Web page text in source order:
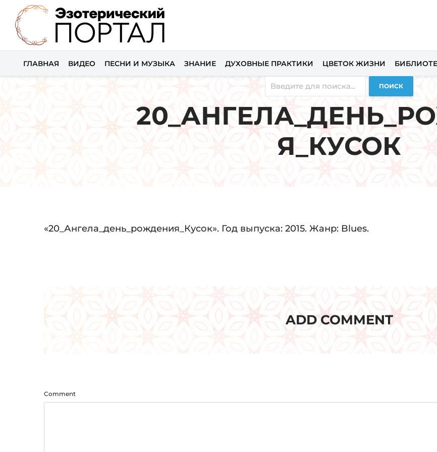
ГЛАВНАЯ ВИДЕО ПЕСНИ И МУЗЫКА ЗНАНИЕ ДУХОВНЫЕ ПРАКТИКИ ЦВЕТОК ЖИЗНИ
ПОИСК
Я_КУСОК
Audio
«20_Ангела_день_рождения_Кусок». Год выпуска: 2015. Жанр: Blues.
ADD COMMENT
Comment